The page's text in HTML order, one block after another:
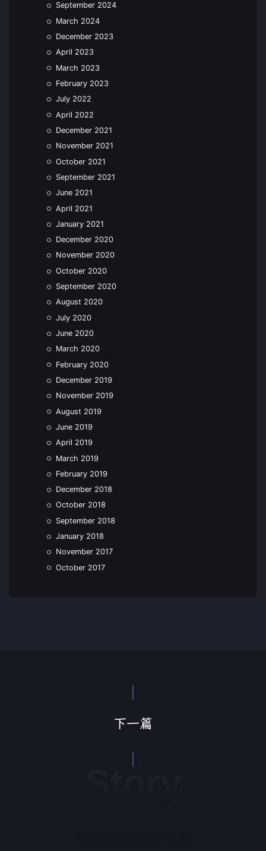
September 2024
March 2024
December 2023
April 2023
March 2023
February 2023
July 2022
April 2022
December 2021
November 2021
October 2021
September 2021
June 2021
April 2021
January 2021
December 2020
November 2020
October 2020
September 2020
August 2020
July 2020
June 2020
March 2020
February 2020
December 2019
November 2019
August 2019
June 2019
April 2019
March 2019
February 2019
December 2018
October 2018
September 2018
January 2018
November 2017
October 2017
下一篇